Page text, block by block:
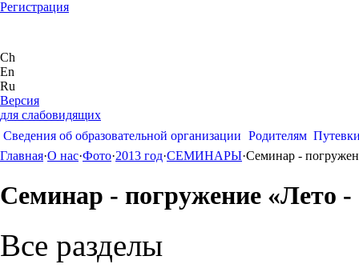
Регистрация
Ch
En
Ru
Версия
для слабовидящих
Сведения об образовательной организации Родителям
Главная·О нас·Фото·2013 год·СЕМИНАРЫ·Семинар -
Семинар - погружение «Лето -
Все разделы